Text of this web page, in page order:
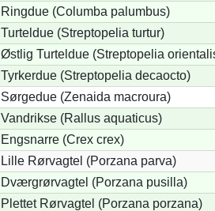
Ringdue (Columba palumbus)
Turteldue (Streptopelia turtur)
Østlig Turteldue (Streptopelia
Tyrkerdue (Streptopelia decaocto)
Sørgedue (Zenaida macroura)
Vandrikse (Rallus aquaticus)
Engsnarre (Crex crex)
Lille Rørvagtel (Porzana parva)
Dværgrørvagtel (Porzana pusilla)
Plettet Rørvagtel (Porzana porzana)